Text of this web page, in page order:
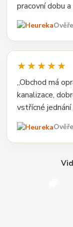
pracovní dobu
★★★★★
„Obchod má
kanalizace,
vstřícné